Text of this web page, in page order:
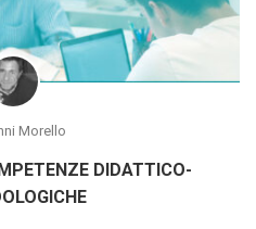
Morello
DIDATTICO-